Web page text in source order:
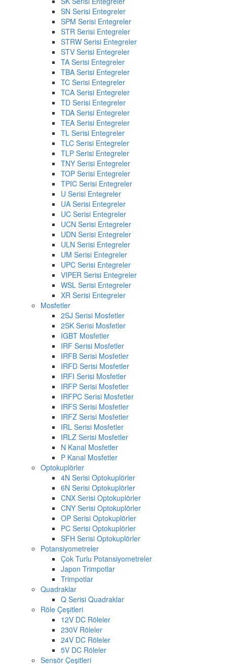
SN Serisi Entegreler
SPM Serisi Entegreler
STR Serisi Entegreler
STRW Serisi Entegreler
STV Serisi Entegreler
TA Serisi Entegreler
TBA Serisi Entegreler
TC Serisi Entegreler
TCA Serisi Entegreler
TD Serisi Entegreler
TDA Serisi Entegreler
TEA Serisi Entegreler
TL Serisi Entegreler
TLC Serisi Entegreler
TLP Serisi Entegreler
TNY Serisi Entegreler
TOP Serisi Entegreler
TPIC Serisi Entegreler
U Serisi Entegreler
UA Serisi Entegreler
UC Serisi Entegreler
UCN Serisi Entegreler
UDN Serisi Entegreler
ULN Serisi Entegreler
UM Serisi Entegreler
UPC Serisi Entegreler
VIPER Serisi Entegreler
WSL Serisi Entegreler
XR Serisi Entegreler
Mosfetler
2SJ Serisi Mosfetler
2SK Serisi Mosfetler
IGBT Mosfetler
IRF Serisi Mosfetler
IRFB Serisi Mosfetler
IRFD Serisi Mosfetler
IRFI Serisi Mosfetler
IRFP Serisi Mosfetler
IRFPC Serisi Mosfetler
IRFS Serisi Mosfetler
IRFZ Serisi Mosfetler
IRL Serisi Mosfetler
IRLZ Serisi Mosfetler
N Kanal Mosfetler
P Kanal Mosfetler
Optokuplörler
4N Serisi Optokuplörler
6N Serisi Optokuplörler
CNX Serisi Optokuplörler
CNY Serisi Optokuplörler
OP Serisi Optokuplörler
PC Serisi Optokuplörler
SFH Serisi Optokuplörler
Potansiyometreler
Çok Turlu Potansiyometreler
Japon Trimpotlar
Trimpotlar
Quadraklar
Q Serisi Quadraklar
Röle Çeşitleri
12V DC Röleler
230V Röleler
24V DC Röleler
5V DC Röleler
Sensör Çeşitleri